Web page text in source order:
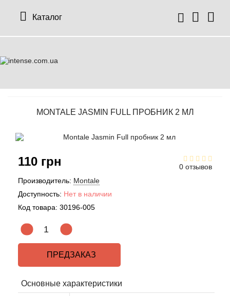
Каталог
MONTALE JASMIN FULL ПРОБНИК 2 МЛ
0 отзывов
110 грн
Производитель: Montale
Доступность: Нет в наличии
Код товара: 30196-005
ПРЕДЗАКАЗ
Основные характеристики
Abercrombie Fitch
Absolument Parfumeur
Acca Kappa
Acqua di Parma
Acqua di Sardegna
Aкции
Контакты
Статьи